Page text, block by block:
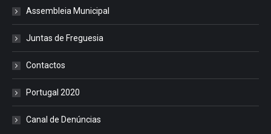
Assembleia Municipal
Juntas de Freguesia
Contactos
Portugal 2020
Canal de Denúncias